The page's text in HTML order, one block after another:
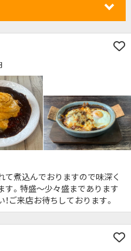
ルを絞り込む
入りやすいお店
あり 夜10時以降も営業
迎 テイクアウトOK
のみ 喫煙席あり
れ・赤ちゃんOK
べるお店
イント貯まる・使える
を絞り込む
5分以内
入りやすいお店
あり 夜10時以降も営業
迎
のみ 喫煙席あり
ル席あり テラス席あり
べるお店
煮込んでおりますので味深く
。特盛〜少々盛まであります
ご来店お待ちしております。